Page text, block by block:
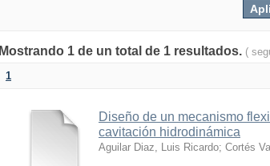
Mostrando 1 de un total de 1 resultados. (
1
Diseño de un mecanismo
cavitación hidrodinámica
Aguilar Diaz, Luis Ricardo; Cortés